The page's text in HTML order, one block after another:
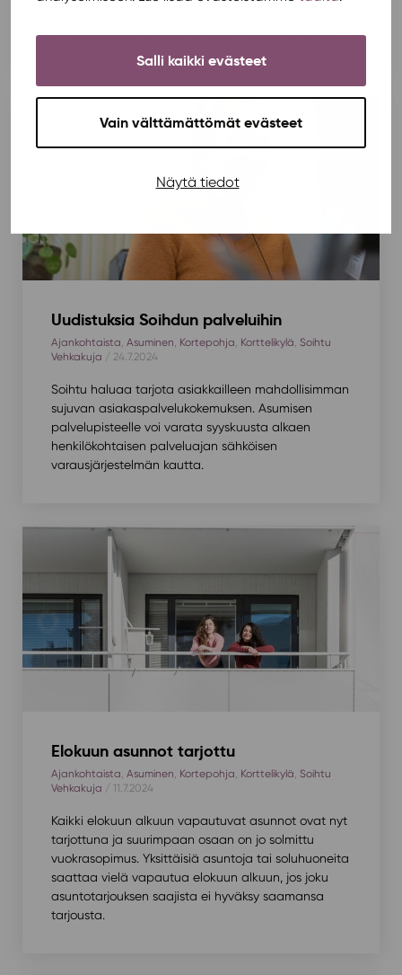
Salli kaikki evästeet
Vain välttämättömät evästeet
Näytä tiedot
on nyt tarjottu hakijoillemme ja miltei kaikkiin on...
Uudistuksia Soihdun palveluihin
Ajankohtaista, Asuminen, Kortepohja, Korttelikylä, Soihtu
Vehkakuja / 24.7.2024
Soihtu haluaa tarjota asiakkailleen mahdollisimman
sujuvan asiakaspalvelukokemuksen. Asumisen
palvelupisteelle voi varata syyskuusta alkaen
henkilökohtaisen palveluajan sähköisen
varausjärjestelmän kautta.
Elokuun asunnot tarjottu
Ajankohtaista, Asuminen, Kortepohja, Korttelikylä, Soihtu
Vehkakuja / 11.7.2024
Kaikki elokuun alkuun vapautuvat asunnot ovat nyt
tarjottuna ja suurimpaan osaan on jo solmittu
vuokrasopimus. Yksittäisiä asuntoja tai soluhuoneita
saattaa vielä vapautua elokuun alkuun, jos joku
asuntotarjouksen saajista ei hyväksy saamansa
tarjousta.